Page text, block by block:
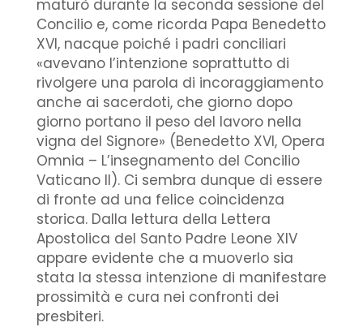
maturò durante la seconda sessione del
Concilio e, come ricorda Papa Benedetto
XVI, nacque poiché i padri conciliari
«avevano l’intenzione soprattutto di
rivolgere una parola di incoraggiamento
anche ai sacerdoti, che giorno dopo
giorno portano il peso del lavoro nella
vigna del Signore» (Benedetto XVI, Opera
Omnia – L’insegnamento del Concilio
Vaticano II). Ci sembra dunque di essere
di fronte ad una felice coincidenza
storica. Dalla lettura della Lettera
Apostolica del Santo Padre Leone XIV
appare evidente che a muoverlo sia
stata la stessa intenzione di manifestare
prossimità e cura nei confronti dei
presbiteri.